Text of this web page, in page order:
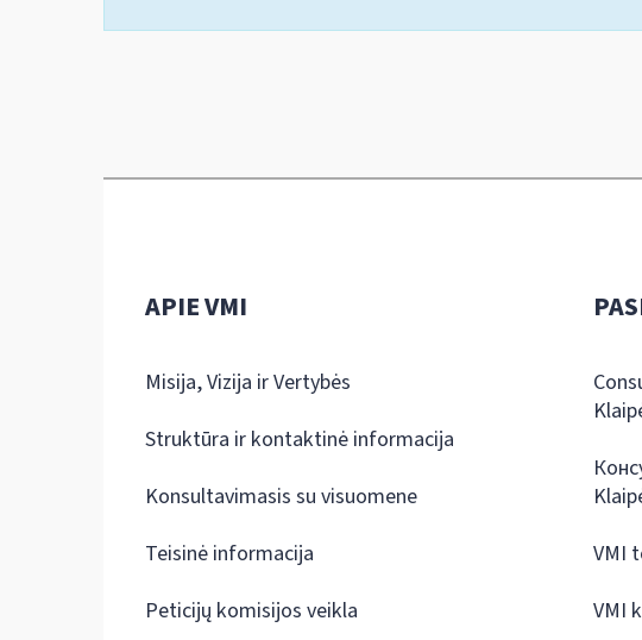
APIE VMI
Misija, Vizija ir Vertybės
Struktūra ir kontaktinė informacija
Konsultavimasis su visuomene
Teisinė informacija
Peticijų komisijos veikla
VMI
VMI